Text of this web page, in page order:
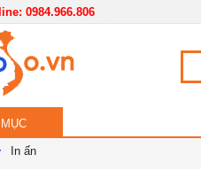
0984.966.806
In ấn